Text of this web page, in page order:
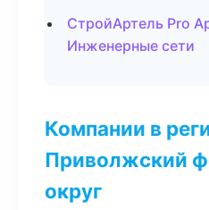
СтройАртель Pro
Инженерные сети
Компании в
Приволжский
округ